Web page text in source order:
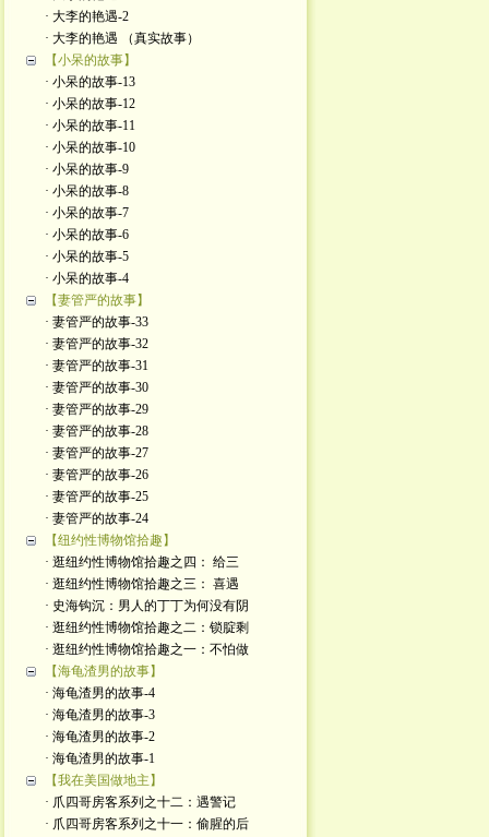
· 大李的艳遇-2
· 大李的艳遇 （真实故事）
【小呆的故事】
· 小呆的故事-13
· 小呆的故事-12
· 小呆的故事-11
· 小呆的故事-10
· 小呆的故事-9
· 小呆的故事-8
· 小呆的故事-7
· 小呆的故事-6
· 小呆的故事-5
· 小呆的故事-4
【妻管严的故事】
· 妻管严的故事-33
· 妻管严的故事-32
· 妻管严的故事-31
· 妻管严的故事-30
· 妻管严的故事-29
· 妻管严的故事-28
· 妻管严的故事-27
· 妻管严的故事-26
· 妻管严的故事-25
· 妻管严的故事-24
【纽约性博物馆拾趣】
· 逛纽约性博物馆拾趣之四： 给三
· 逛纽约性博物馆拾趣之三： 喜遇
· 史海钩沉：男人的丁丁为何没有阴
· 逛纽约性博物馆拾趣之二：锁腚剩
· 逛纽约性博物馆拾趣之一：不怕做
【海龟渣男的故事】
· 海龟渣男的故事-4
· 海龟渣男的故事-3
· 海龟渣男的故事-2
· 海龟渣男的故事-1
【我在美国做地主】
· 爪四哥房客系列之十二：遇警记
· 爪四哥房客系列之十一：偷腥的后